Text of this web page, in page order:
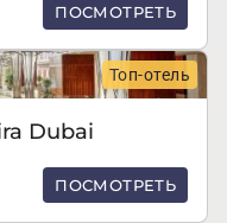
ПОСМОТРЕТЬ
Топ-отель
Dubai
ПОСМОТРЕТЬ